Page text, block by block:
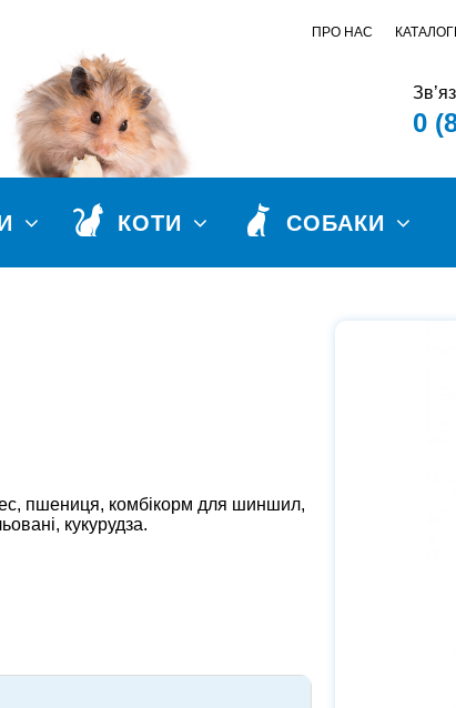
ПРО НАС
0
КОТИ СОБАКИ
пшениця, комбікорм для шиншил,
кукурудза.